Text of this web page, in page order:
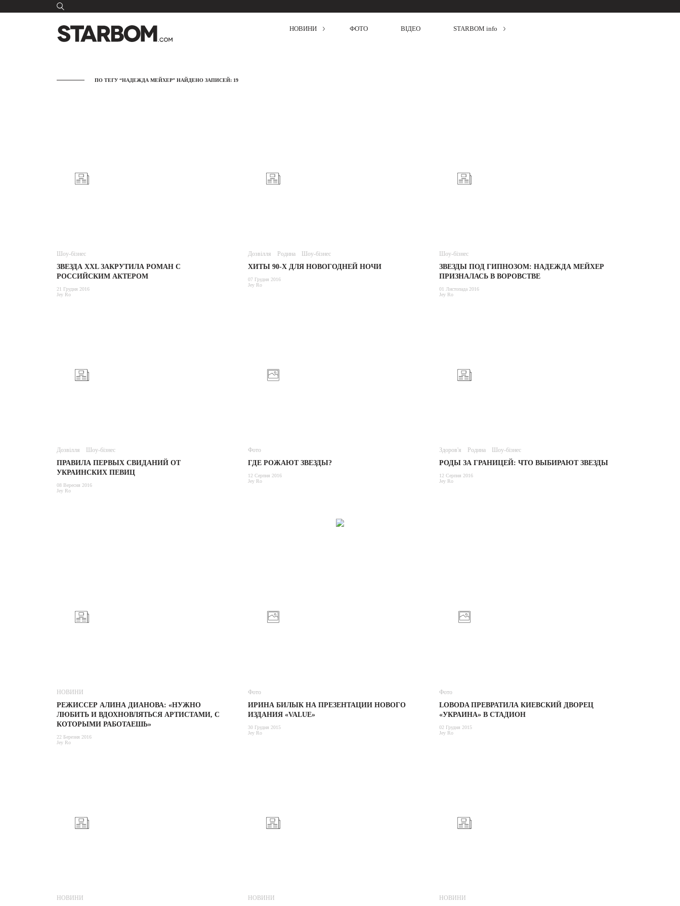
НОВИНИ ФОТО ВІДЕО STARBOM info
ПО ТЕГУ “НАДЕЖДА МЕЙХЕР” НАЙДЕНО ЗАПИСЕЙ: 19
Шоу-бізнес
ЗВЕЗДА XXL ЗАКРУТИЛА РОМАН С
РОССИЙСКИМ АКТЕРОМ
21 Грудня 2016
Jey Ro
Дозвілля Родина Шоу-бізнес
ХИТЫ 90-Х ДЛЯ НОВОГОДНЕЙ НОЧИ
07 Грудня 2016
Jey Ro
Шоу-бізнес
ЗВЕЗДЫ ПОД ГИПНОЗОМ: НАДЕЖДА МЕЙХЕР
ПРИЗНАЛАСЬ В ВОРОВСТВЕ
01 Листопада 2016
Jey Ro
Дозвілля Шоу-бізнес
ПРАВИЛА ПЕРВЫХ СВИДАНИЙ ОТ
УКРАИНСКИХ ПЕВИЦ
08 Вересня 2016
Jey Ro
Фото
ГДЕ РОЖАЮТ ЗВЕЗДЫ?
12 Серпня 2016
Jey Ro
Здоров'я Родина Шоу-бізнес
РОДЫ ЗА ГРАНИЦЕЙ: ЧТО ВЫБИРАЮТ ЗВЕЗДЫ
12 Серпня 2016
Jey Ro
НОВИНИ
РЕЖИССЕР АЛИНА ДИАНОВА: «НУЖНО
ЛЮБИТЬ И ВДОХНОВЛЯТЬСЯ АРТИСТАМИ, С
КОТОРЫМИ РАБОТАЕШЬ»
22 Березня 2016
Jey Ro
Фото
ИРИНА БИЛЫК НА ПРЕЗЕНТАЦИИ НОВОГО
ИЗДАНИЯ «VALUE»
30 Грудня 2015
Jey Ro
Фото
LOBODA ПРЕВРАТИЛА КИЕВСКИЙ ДВОРЕЦ
«УКРАИНА» В СТАДИОН
02 Грудня 2015
Jey Ro
НОВИНИ НОВИНИ НОВИНИ